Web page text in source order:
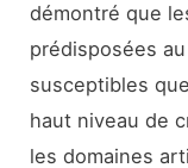
démontré que
prédisposées
susceptibles
haut niveau de
les domaines